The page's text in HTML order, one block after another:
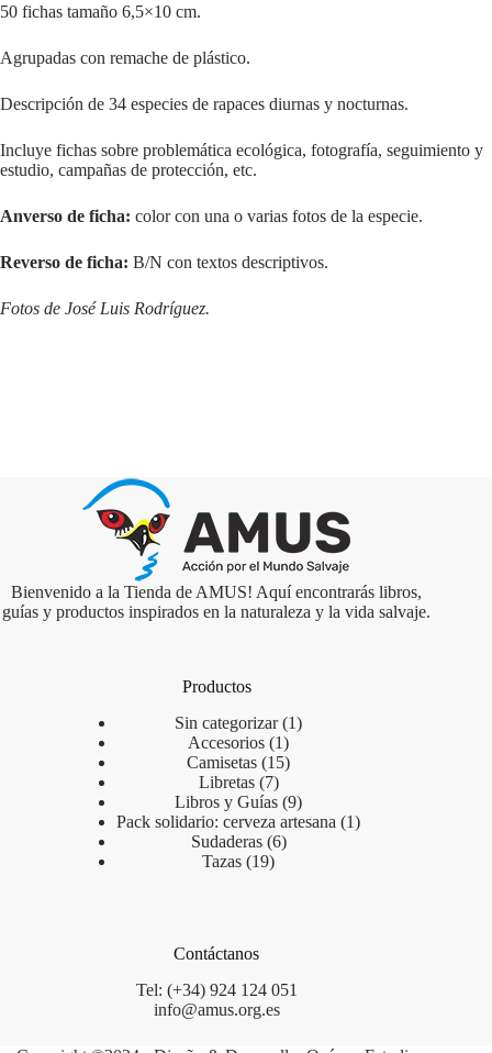
50 fichas tamaño 6,5×10 cm.
Agrupadas con remache de plástico.
Descripción de 34 especies de rapaces diurnas y nocturnas.
Incluye fichas sobre problemática ecológica, fotografía, seguimiento y
estudio, campañas de protección, etc.
Anverso de ficha: color con una o varias fotos de la especie.
Reverso de ficha: B/N con textos descriptivos.
Fotos de José Luis Rodríguez.
Bienvenido a la Tienda de AMUS! Aquí encontrarás libros,
guías y productos inspirados en la naturaleza y la vida salvaje.
Productos
Sin categorizar 1
Accesorios 1
Camisetas 15
Libretas 7
Libros y Guías 9
Pack solidario: cerveza artesana
1
Sudaderas 6
Tazas 19
Contáctanos
Tel: (+34) 924 124 051
info@amus.org.es